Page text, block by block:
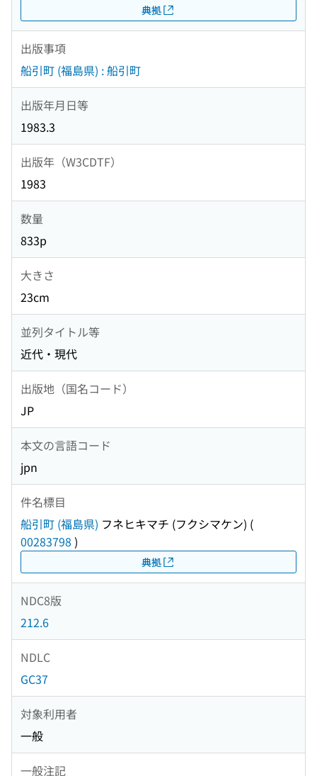
典拠
出版事項
船引町 (福島県) : 船引町
出版年月日等
1983.3
出版年（W3CDTF）
1983
数量
833p
大きさ
23cm
並列タイトル等
近代・現代
出版地（国名コード）
JP
本文の言語コード
jpn
件名標目
船引町 (福島県) フネヒキマチ (フクシマケン) (
00283798 )
典拠
NDC8版
212.6
NDLC
GC37
対象利用者
一般
一般注記